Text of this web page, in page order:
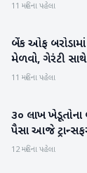
11 મહિના પહેલા
બિઝનેસ
બેંક ઓફ બરોડામાં
મેળવો, ગેરંટી સાથે
11 મહિના પહેલા
રાષ્ટ્રીય
૩૦ લાખ ખેડૂતોના
પૈસા આજે
12 મહિના પહેલા